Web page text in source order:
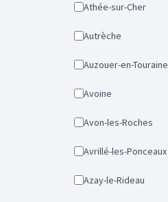
Athée-sur-Cher
Autrèche
Auzouer-en-Touraine
Avoine
Avon-les-Roches
Avrillé-les-Ponceaux
Azay-le-Rideau